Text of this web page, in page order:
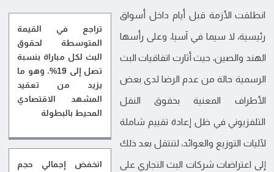
تراجع في القيمة
المتوسطة لحقوق
البث لكل مباراة بنسبة
تصل إلى 19%، وهو ما
يزيد من تعقيد
المشهد الاقتصادي
المحيط بالبطولة
انخفض إجمالي حجم
انطلقت الأزمة قبل أيام داخل أسواق
رئيسية، لا سيما في آسيا، وعلى رأسها
الهند والصين، حيث أثارت اتفاقيات البث
الرسمية حالة من عدم الرضا لدى بعض
الأطراف المعنية بحقوق النقل
التلفزيوني في ظل إعادة تقييم شاملة
لآليات التوزيع والعوائد، لتنتقل بعد ذلك
إلى اعتراضات شركات البث التجاري على